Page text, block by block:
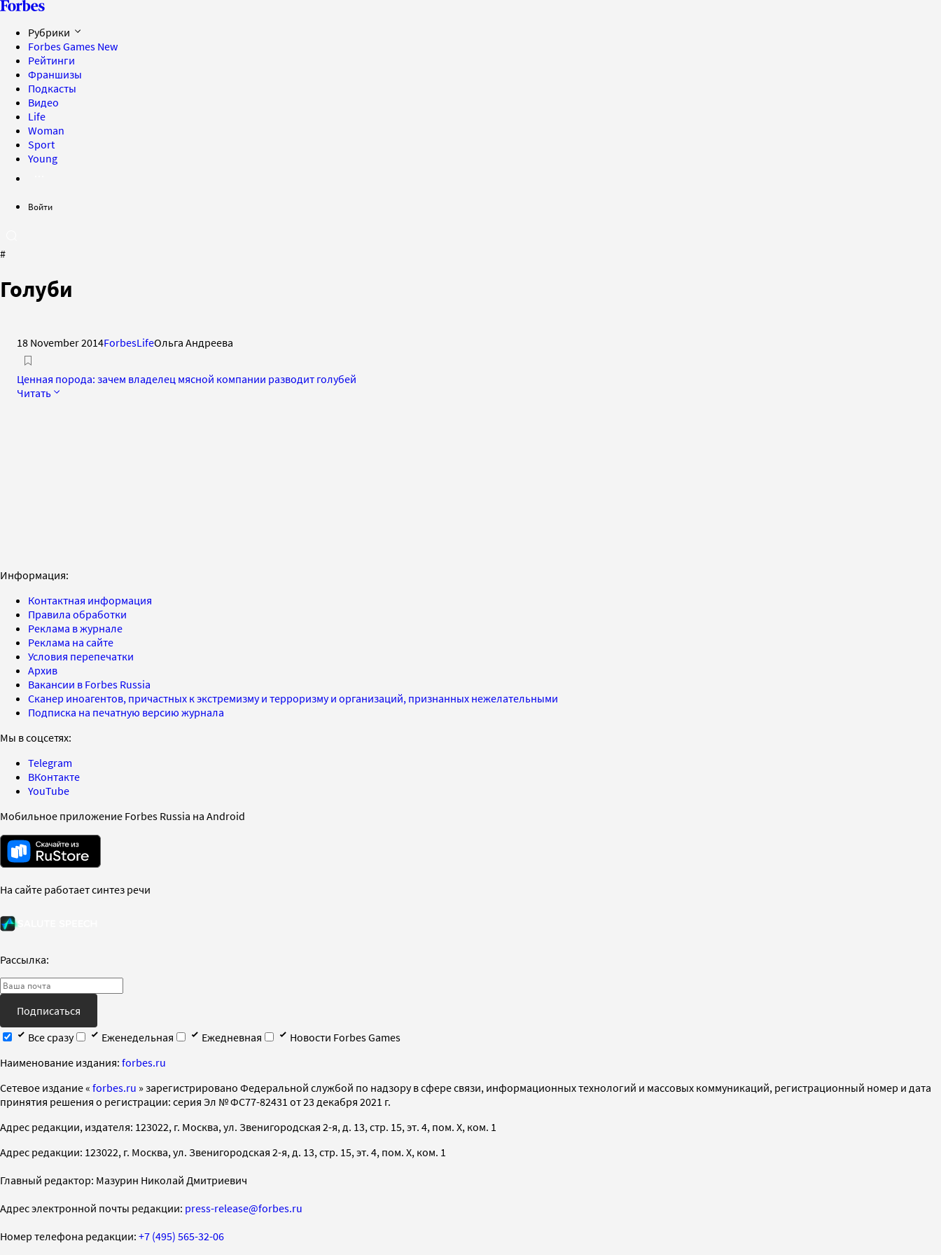
Рубрики
Forbes Games New
Рейтинги
Франшизы
Подкасты
Видео
Life
Woman
Sport
Young
Войти
#
Голуби
18 November 2014ForbesLifeОльга Андреева
Ценная порода: зачем владелец мясной компании разводит голубей
Читать
Информация:
Контактная информация
Правила обработки
Реклама в журнале
Реклама на сайте
Условия перепечатки
Архив
Вакансии в Forbes Russia
Сканер иноагентов, причастных к экстремизму и терроризму и организаций, признанных нежелательными
Подписка на печатную версию журнала
Мы в соцсетях:
Telegram
ВКонтакте
YouTube
Мобильное приложение Forbes Russia на Android
На сайте работает синтез речи
Рассылка:
Подписаться
Все сразу
Еженедельная Ежедневная
Новости Forbes Games
Наименование издания: forbes.ru
Cетевое издание « forbes.ru » зарегистрировано Федеральной службой по надзору в сфере связи, информационных технологий и массовых коммуникаций, регистрационный номер и дата
принятия решения о регистрации: серия Эл № ФС77-82431 от 23 декабря 2021 г.
Адрес редакции, издателя: 123022, г. Москва, ул. Звенигородская 2-я, д. 13, стр. 15, эт. 4, пом. X, ком. 1
Адрес редакции: 123022, г. Москва, ул. Звенигородская 2-я, д. 13, стр. 15, эт. 4, пом. X, ком. 1
Главный редактор: Мазурин Николай Дмитриевич
Адрес электронной почты редакции: press-release@forbes.ru
Номер телефона редакции: +7 (495) 565-32-06